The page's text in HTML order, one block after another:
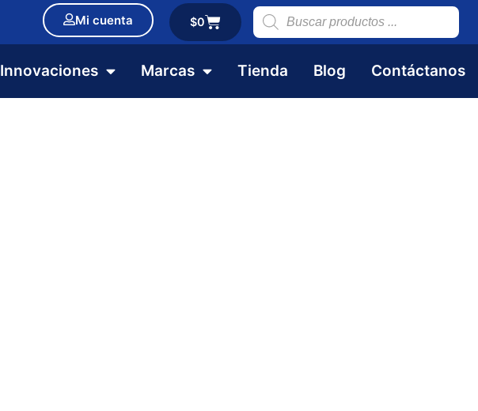
Mi cuenta $0
Innovaciones Marcas Tienda Blog Contáctanos